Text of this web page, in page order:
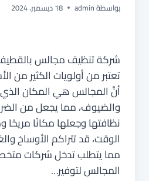
بواسطةadmin 18 ديسمبر، 2024
شركة تنظيف مجالس
تعتبر من أولويات الكثير من
أنَّ المجالس هي المكان
والضيوف، مما يجعل من
نظافتها وجعلها مكانًا مريحًا
الوقت، قد تتراكم الأوساخ
مما يتطلب تدخل شركات
المجالس لتوفير…